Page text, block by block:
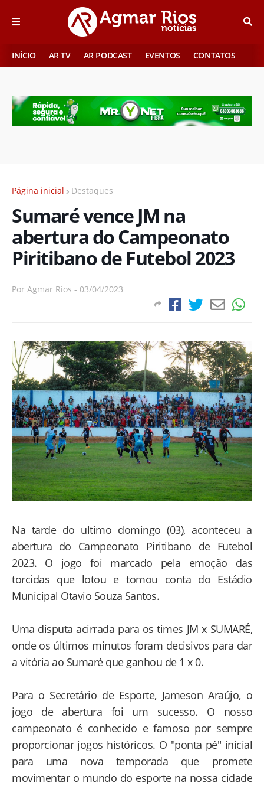
INÍCIO AR TV AR PODCAST EVENTOS CONTATOS
Página inicial Destaques
Sumaré vence JM na
abertura do Campeonato
Piritibano de Futebol 2023
Por Agmar Rios - 03/04/2023
Na tarde do ultimo domingo (03), aconteceu a
abertura do Campeonato Piritibano de Futebol
2023. O jogo foi marcado pela emoção das
torcidas que lotou e tomou conta do Estádio
Municipal Otavio Souza Santos.
Uma disputa acirrada para os times JM x SUMARÉ,
onde os últimos minutos foram decisivos para dar
a vitória ao Sumaré que ganhou de 1 x 0.
Para o Secretário de Esporte, Jameson Araújo, o
jogo de abertura foi um sucesso. O nosso
campeonato é conhecido e famoso por sempre
proporcionar jogos históricos. O "ponta pé" inicial
para uma nova temporada que promete
movimentar o mundo do esporte na nossa cidade